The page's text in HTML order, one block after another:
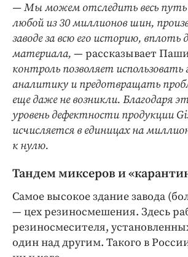
— Мы можем отследить весь
любой из 30 миллионов шин,
заводе за всю его историю, вплоть
материала, — рассказывает
контроль позволяет использовать
аналитику и предотвращать
еще даже не возникли. Благодаря
уровень дефектности продукции
исчисляется в единицах на
к нулю.
Тандем миксеров и
Самое высокое здание завода
— цех резиносмешения. Здесь
резиносмесителя,
один над другим. Такого в